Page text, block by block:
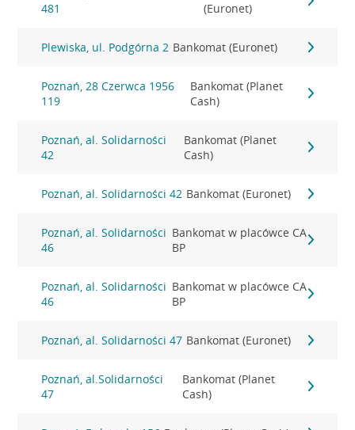
481
(Euronet)
Plewiska, ul. Podgórna 2 Bankomat (Euronet)
Poznań, 28 Czerwca 1956
119
Bankomat (Planet
Cash)
Poznań, al. Solidarności
42
Bankomat (Planet
Cash)
Poznań, al. Solidarności 42 Bankomat (Euronet)
Poznań, al. Solidarności
46
Bankomat w placówce CA
BP
Poznań, al. Solidarności
46
Bankomat w placówce CA
BP
Poznań, al. Solidarności 47 Bankomat (Euronet)
Poznań, al.Solidarności
47
Bankomat (Planet
Cash)